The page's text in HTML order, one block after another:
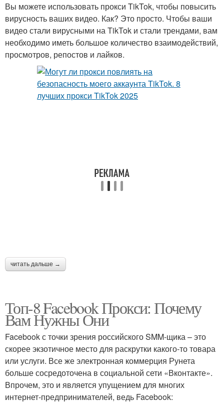
Премиальные прокси
Разница между
Прокси для
Прокси в ближайшие
Вы можете использовать прокси TikTok, чтобы повысить
вирусность ваших видео. Как? Это просто. Чтобы ваши
видео стали вирусными на TikTok и стали трендами, вам
необходимо иметь большое количество взаимодействий,
просмотров, репостов и лайков.
читать дальше →
Топ-8 Facebook Прокси: Почему
Вам Нужны Они
Facebook с точки зрения российского SMM-щика – это
скорее экзотичное место для раскрутки какого-то товара
или услуги. Все же электронная коммерция Рунета
больше сосредоточена в социальной сети «Вконтакте».
Впрочем, это и является упущением для многих
интернет-предпринимателей, ведь Facebook: